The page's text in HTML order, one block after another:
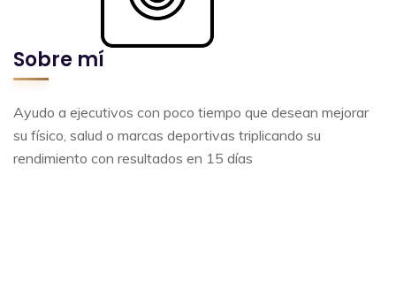
Sobre mí
Ayudo a ejecutivos con poco tiempo que desean mejorar
su físico, salud o marcas deportivas triplicando su
rendimiento con resultados en 15 días